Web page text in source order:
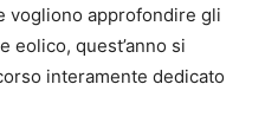
vogliono approfondire gli
eolico, quest’anno si
interamente dedicato